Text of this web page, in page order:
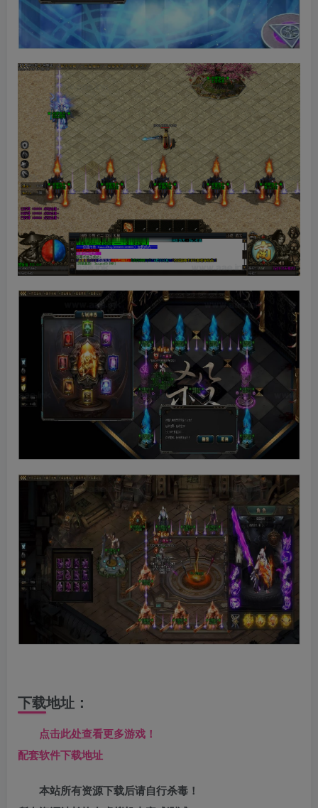
下载地址：
点击此处查看更多游戏！
配套软件下载地址
本站所有资源下载后请自行杀毒！